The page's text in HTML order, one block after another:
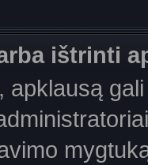
ištrinti
apklausą